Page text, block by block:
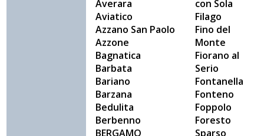
Averara
Aviatico
Azzano San Paolo
Azzone
Bagnatica
Barbata
Bariano
Barzana
Bedulita
Berbenno
BERGAMO
con Sola
Filago
Fino del
Monte
Fiorano al
Serio
Fontanella
Fonteno
Foppolo
Foresto
Sparso